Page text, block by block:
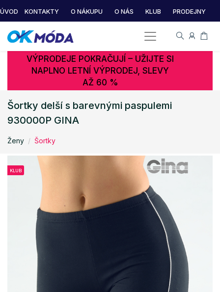
ÚVOD KONTAKTY O NÁKUPU O NÁS KLUB PRODEJNY
VÝPRODEJE POKRAČUJÍ – UŽIJTE SI
NAPLNO LETNÍ VÝPRODEJ, SLEVY
AŽ 60 %
Šortky delší s barevnými paspulemi
930000P GINA
Ženy Šortky
KLUB